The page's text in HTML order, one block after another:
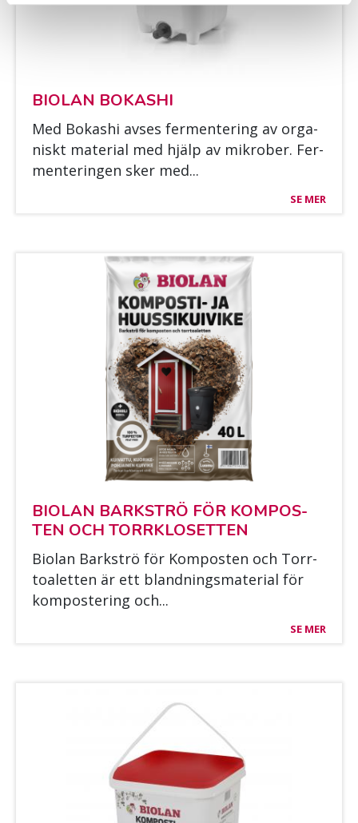
BIO­LAN BO­KAS­HI
Med Bo­kas­hi av­ses fer­men­te­ring av or­ga­
niskt ma­te­rial med hjälp av mik­ro­ber. Fer­
men­te­rin­gen sker med...
SE MER
BIO­LAN BARK­STRÖ FÖR KOM­POS­
TEN OCH TORRKLO­SET­TEN
Bio­lan Bark­strö för Kom­pos­ten och Torr­
toa­let­ten är ett bland­nings­ma­te­rial för
kom­pos­te­ring och...
SE MER